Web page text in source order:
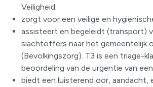
Veiligheid.
zorgt voor een veilige en
assisteert en begeleidt (transport)
slachtoffers naar het gemeentelijk
(Bevolkingszorg). T3 is een triage-
beoordeling van de urgentie van
biedt een luisterend oor, aandacht,